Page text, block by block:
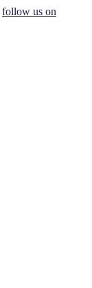
follow us on